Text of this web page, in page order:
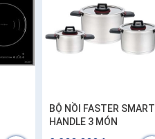
BỘ NỒI FASTER SMART
HANDLE 3 MÓN